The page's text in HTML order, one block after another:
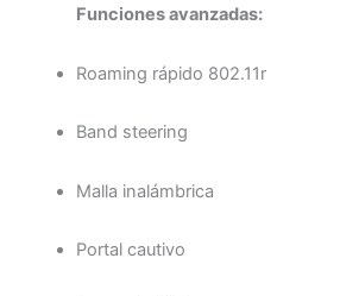
Funciones avanzadas:
Roaming rápido 802.11r
Band steering
Malla inalámbrica
Portal cautivo